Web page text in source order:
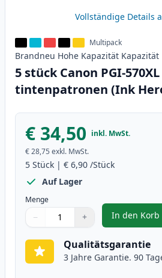
Vollständige Details
Multipack
Brandneu Hohe Kapazität Kapazität
5 stück Canon PGI-
tintenpatronen (Ink
€ 34,50 inkl. MwSt.
€ 28,75 exkl. MwSt.
5 Stück | € 6,90 /Stück
Auf Lager
Menge
Verwenden Sie die Tasten, um
− +
1
In den Korb
, 5
Qualitätsgarantie
3 Jahre Garantie. 90